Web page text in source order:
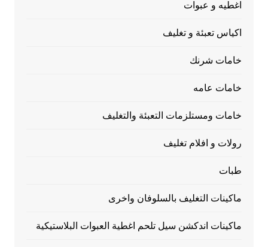
اغطيه و عبوات
اكياس تعبئة و تغليف
خامات شرنك
خامات عامه
خامات ومستلزمات التعبئة والتغليف
رولات و افلام تغليف
طبات
ماكينات التغليف بالسلوفان واخرى
ماكينات اندكشن سيل تلحم اغطية العبوات البلاستيكية